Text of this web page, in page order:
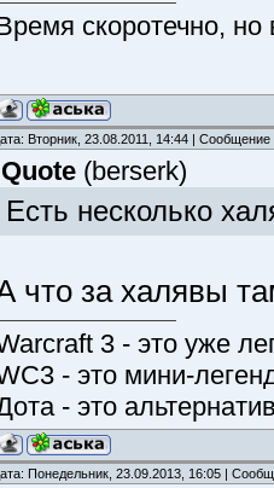
скоротечно,
Вторник, 23.08.2011, 14:44 |
Quote (berserk)
Есть несколько
что за халявы
3 - это уже
- это мини-
- это
Понедельник, 23.09.2013, 16:05 |